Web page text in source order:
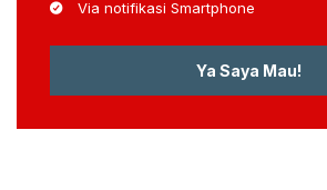
Via notifikasi Smartphone
Ya Saya Mau!